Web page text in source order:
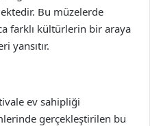
Bu müzelerde
farklı kültürlerin bir araya
yansıtır.
ev sahipliği
gerçekleştirilen bu